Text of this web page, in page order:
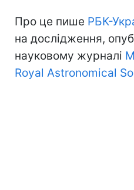
Про це пише РБК-
на дослідження,
науковому журналі
Royal Astronomical